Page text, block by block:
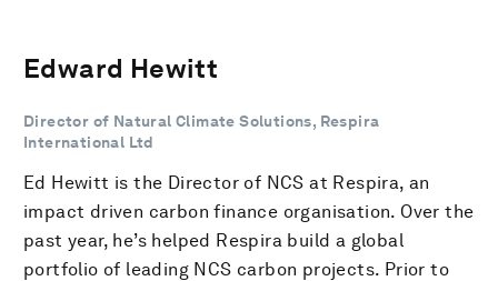
Edward Hewitt
Director of Natural Climate Solutions, Respira
International Ltd
Ed Hewitt is the Director of NCS at Respira, an
impact driven carbon finance organisation. Over the
past year, he’s helped Respira build a global
portfolio of leading NCS carbon projects. Prior to